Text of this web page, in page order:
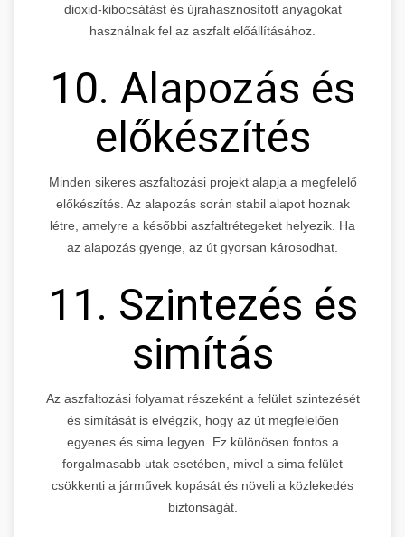
dioxid-kibocsátást és újrahasznosított anyagokat
használnak fel az aszfalt előállításához.
10. Alapozás és
előkészítés
Minden sikeres aszfaltozási projekt alapja a megfelelő
előkészítés. Az alapozás során stabil alapot hoznak
létre, amelyre a későbbi aszfaltrétegeket helyezik. Ha
az alapozás gyenge, az út gyorsan károsodhat.
11. Szintezés és
simítás
Az aszfaltozási folyamat részeként a felület szintezését
és simítását is elvégzik, hogy az út megfelelően
egyenes és sima legyen. Ez különösen fontos a
forgalmasabb utak esetében, mivel a sima felület
csökkenti a járművek kopását és növeli a közlekedés
biztonságát.